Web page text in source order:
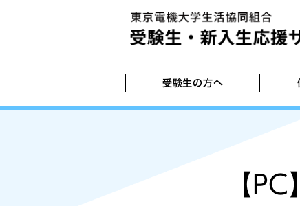
受験生の方へ
生協・共済のご加入手続き方法（加
【教科書】サイト登録から購入まで
入学準備説明会(住まい相談会含む)
【